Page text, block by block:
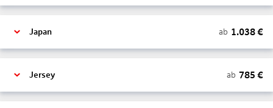
Japan ab 1.038€
Jersey ab 785 €